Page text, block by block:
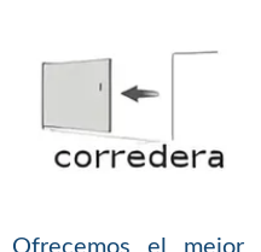
Ofrecemos el mejor